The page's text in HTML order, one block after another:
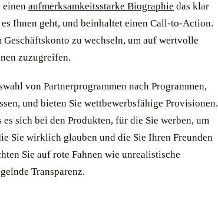
einen aufmerksamkeitsstarke Biographie das klar
Ihnen geht, und beinhaltet einen Call-to-Action.
Geschäftskonto zu wechseln, um auf wertvolle
zuzugreifen.
von Partnerprogrammen nach Programmen,
und bieten Sie wettbewerbsfähige Provisionen.
es sich bei den Produkten, für die Sie werben, um
Sie wirklich glauben und die Sie Ihren Freunden
Sie auf rote Fahnen wie unrealistische
Transparenz.